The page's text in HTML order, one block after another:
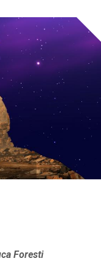
Foresti